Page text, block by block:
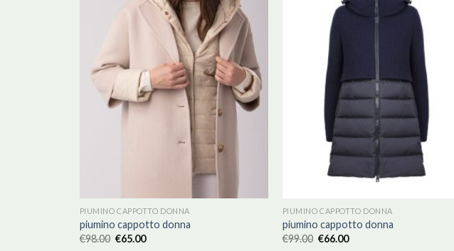
PIUMINO CAPPOTTO DONNA
piumino cappotto donna
€98.00 €65.00
PIUMINO CAPPOTTO DONNA
piumino cappotto donna
€99.00 €66.00